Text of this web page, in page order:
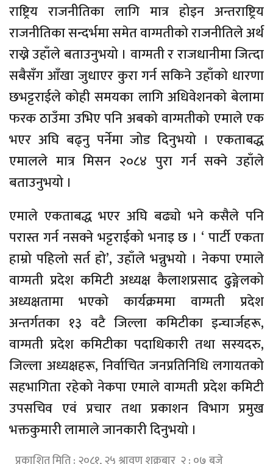
राष्ट्रिय राजनीतिका लागि मात्र होइन अन्तराष्ट्रिय
राजनीतिका सन्दर्भमा समेत वाग्मतीको राजनीतिले अर्थ
राख्ने उहाँले बताउनुभयो । वाग्मती र राजधानीमा जित्दा
सबैसँग आँखा जुधाएर कुरा गर्न सकिने उहाँको धारणा
छभट्टराईले कोही समयका लागि अधिवेशनको बेलामा
फरक ठाउँमा उभिए पनि अबको वाग्मतीको एमाले एक
भएर अघि बढ्नु पर्नेमा जोड दिनुभयो । एकताबद्ध
एमालले मात्र मिसन २०८४ पुरा गर्न सक्ने उहाँले
बताउनुभयो ।
एमाले एकताबद्ध भएर अघि बढ्यो भने कसैले पनि
परास्त गर्न नसक्ने भट्टराईको भनाइ छ । ‘ पार्टी एकता
हाम्रो पहिलो सर्त हो’, उहाँले भन्नुभयो । नेकपा एमाले
वाग्मती प्रदेश कमिटी अध्यक्ष कैलाशप्रसाद ढुङ्गेलको
अध्यक्षतामा भएको कार्यक्रममा वाग्मती प्रदेश
अन्तर्गतका १३ वटै जिल्ला कमिटीका इन्चार्जहरू,
वाग्मती प्रदेश कमिटीका पदाधिकारी तथा सस्यदरु,
जिल्ला अध्यक्षहरू, निर्वाचित जनप्रतिनिधि लगायतको
सहभागिता रहेको नेकपा एमाले वाग्मती प्रदेश कमिटी
उपसचिव एवं प्रचार तथा प्रकाशन विभाग प्रमुख
भक्तकुमारी लामाले जानकारी दिनुभयो ।